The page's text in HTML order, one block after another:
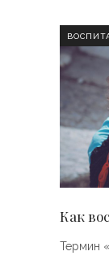
Как
Термин